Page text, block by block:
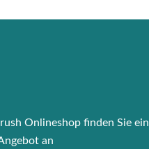
Onlineshop finden Sie ein
an